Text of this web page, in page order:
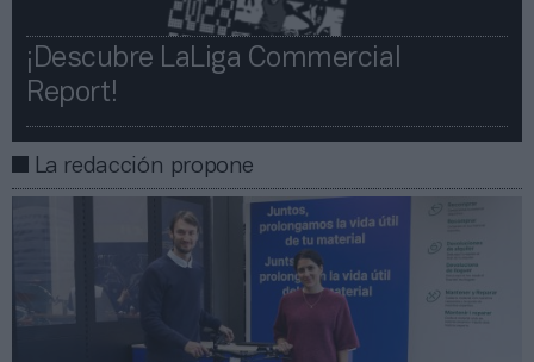
¡Descubre LaLiga Commercial
Report!​​
La redacción propone